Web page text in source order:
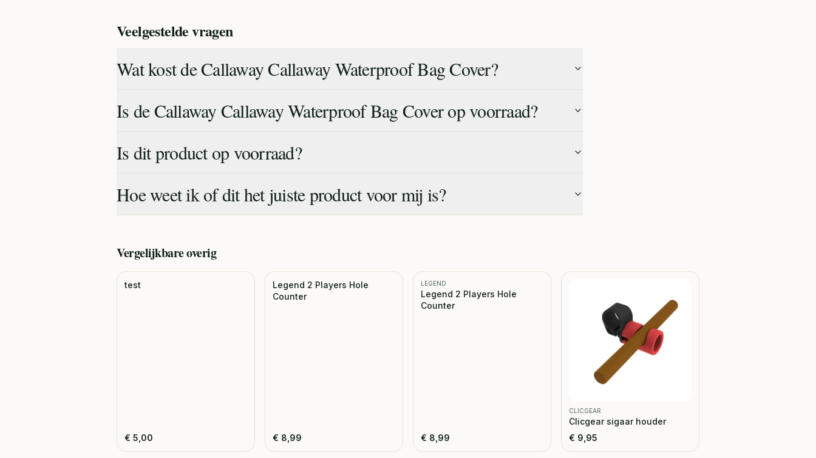
Veelgestelde vragen
Wat kost de Callaway Callaway Waterproof Bag Cover?
Is de Callaway Callaway Waterproof Bag Cover op voorraad?
Is dit product op voorraad?
Hoe weet ik of dit het juiste product voor mij is?
Vergelijkbareoverig
test
€ 5,00
Legend 2 Players Hole
Counter
€ 8,99
LEGEND
Legend 2 Players Hole
Counter
€ 8,99
CLICGEAR
Clicgear sigaar houder
€ 9,95